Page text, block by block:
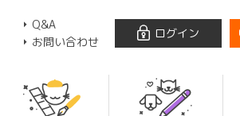
Q&A
お問い合わせ
ログイン